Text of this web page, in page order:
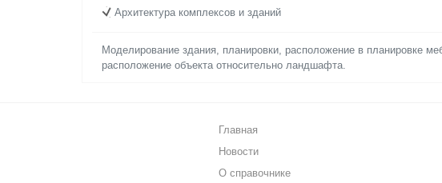
Архитектура комплексов и зданий
Моделирование здания, планировки, расположение в планировке
расположение объекта относительно ландшафта.
Главная
Новости
О справочнике